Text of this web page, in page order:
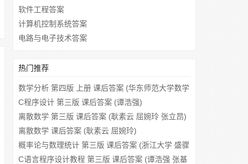
软件工程答案
计算机控制系统答案
电路与电子技术答案
热门推荐
数学分析 第四版 上册 课后答案 (华东师范大学数学
系)
C程序设计 第三版 课后答案 (谭浩强)
离散数学 第三版 课后答案 (耿素云 屈婉玲 张立昂)
离散数学 课后答案 (耿素云 屈婉玲)
概率论与数理统计 第三版 课后答案 (浙江大学 盛骤
谢式千 潘承毅)
C语言程序设计教程 第三版 课后答案 (谭浩强 张基